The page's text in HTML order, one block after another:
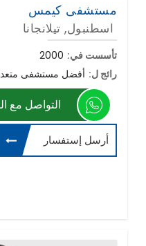
مستشفى كيمس
اسطنبول, تيلانجانا
تأسست في: 2000
رائج ل: أفضل مستشفى متعدد
التواصل مع
أرسل إستفسار